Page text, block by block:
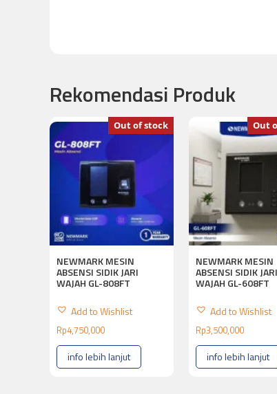
Rekomendasi Produk
NEWMARK MESIN
ABSENSI SIDIK JARI
WAJAH GL-808FT
Add to Wishlist
Out of stock
Rp4,750,000
info lebih lanjut
NEWMARK MESIN
ABSENSI SIDIK JARI
WAJAH GL-608FT
Add to Wishlist
Out
Rp3,500,000
info lebih lanjut